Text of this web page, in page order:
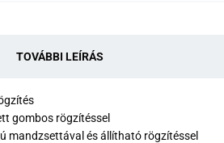
TOVÁBBI LEÍRÁS
gombos rögzítéssel
mandzsettával és állítható rögzítéssel